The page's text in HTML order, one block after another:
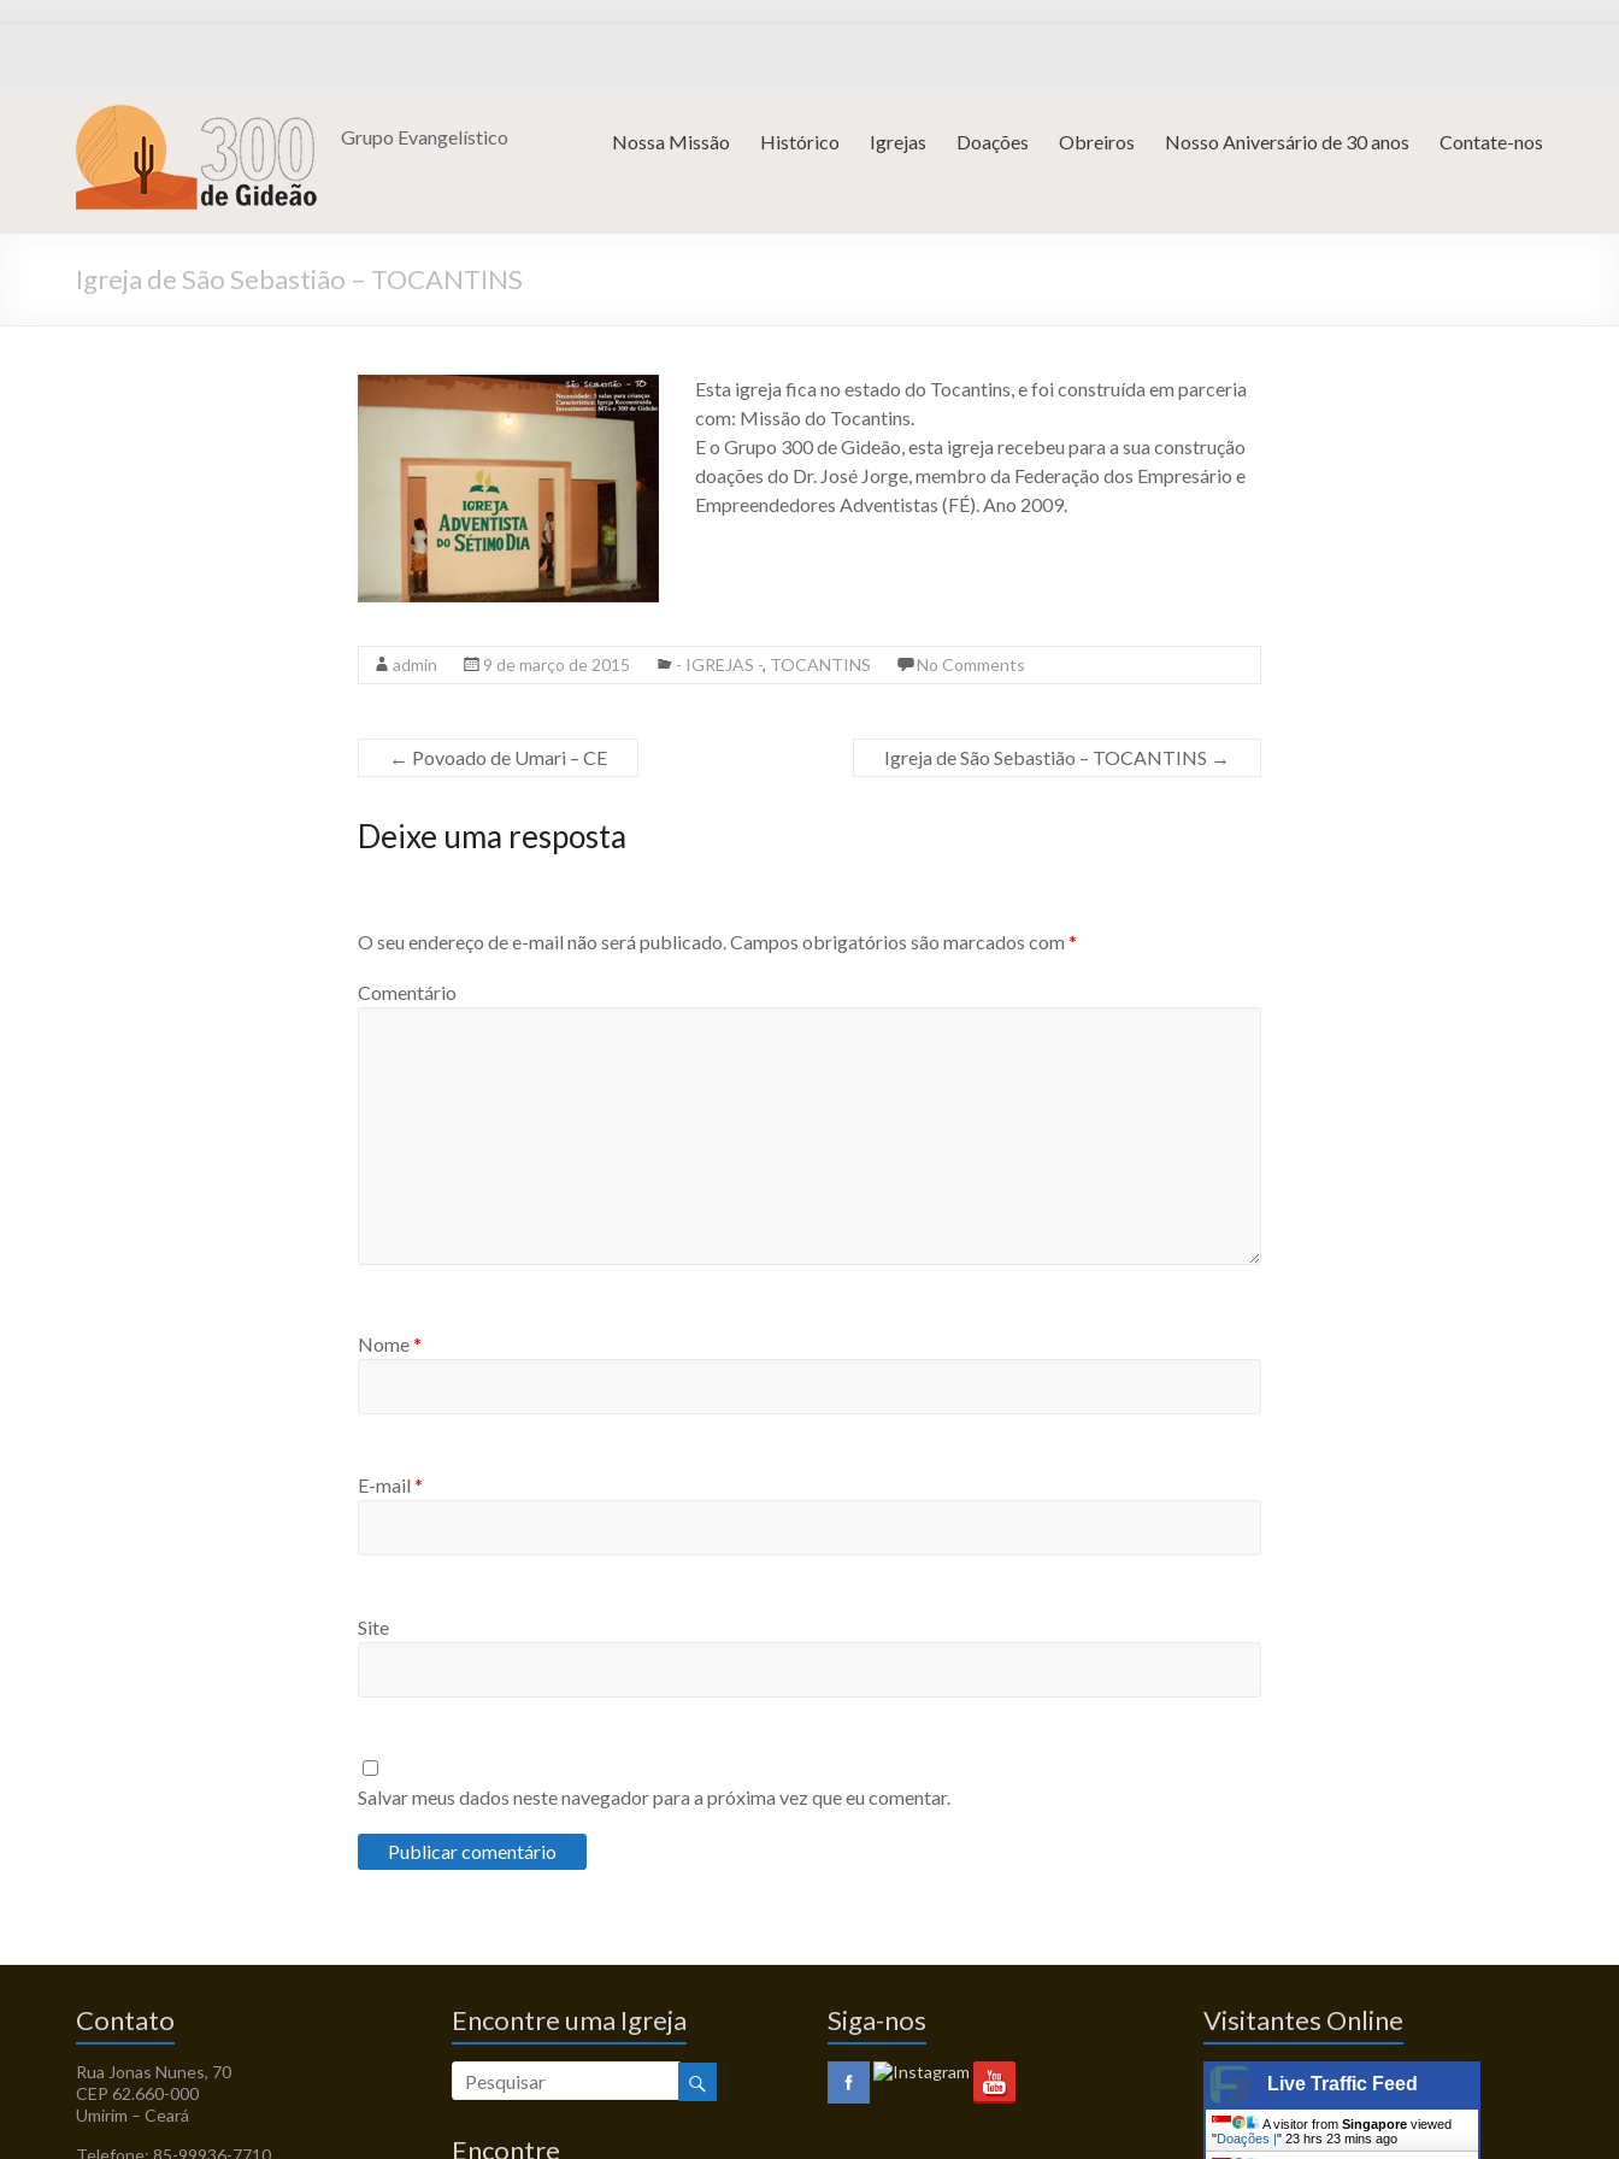
Grupo Evangelístico Nossa Missão Histórico Igrejas Doações Obreiros Nosso Aniversário de 30 anos Contate-nos
Igreja de São Sebastião – TOCANTINS
Esta igreja fica no estado do Tocantins, e foi construída em parceria
com: Missão do Tocantins.
E o Grupo 300 de Gideão, esta igreja recebeu para a sua construção
doações do Dr. José Jorge, membro da Federação dos Empresário e
Empreendedores Adventistas (FÉ). Ano 2009.
admin 9 de março de 2015 - IGREJAS -, TOCANTINS No Comments
← Povoado de Umari – CE Igreja de São Sebastião – TOCANTINS →
Deixe uma resposta
O seu endereço de e-mail não será publicado.Campos obrigatórios são marcados com *
Comentário
Nome*
E-mail *
Site
Salvar meus dados neste navegador para a próxima vez que eu comentar.
Contato
Rua Jonas Nunes, 70
CEP 62.660-000
Umirim – Ceará
Encontre uma Igreja
Encontre
Siga-nos Visitantes Online
Live Traffic Feed
A visitor from Singapore viewed
"Doações | " 23 hrs 23 mins ago